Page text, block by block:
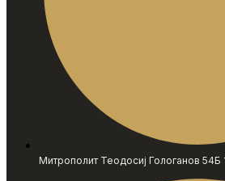
Митрополит Теодосиј Гологанов 54Б